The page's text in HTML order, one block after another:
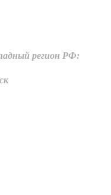
регион РФ: